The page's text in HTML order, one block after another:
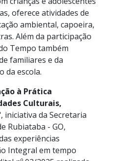
oferece atividades de
ambiental, capoeira,
Além da participação
Tempo também
familiares e da
da escola.
à Prática
Culturais,
iniciativa da Secretaria
Rubiataba - GO,
experiências
Integral em tempo